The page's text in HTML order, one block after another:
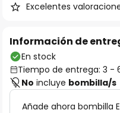
Excelentes
Información de
En stock
Tiempo de entrega: 3 -
No incluye bombilla/s
Añade ahora bombilla